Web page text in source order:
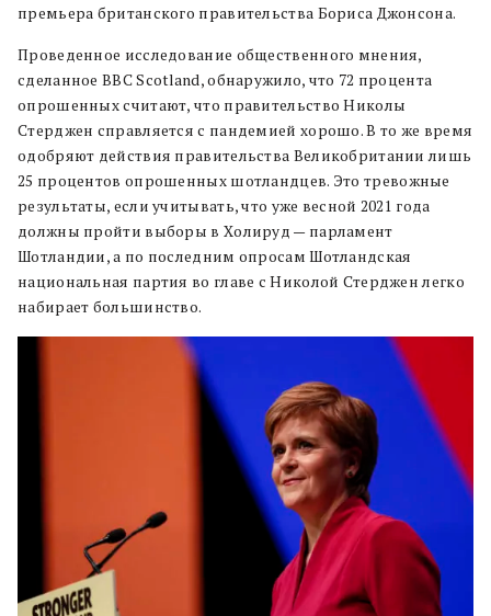
премьера британского правительства Бориса Джонсона.
Проведенное исследование общественного мнения,
сделанное BBC Scotland, обнаружило, что 72 процента
опрошенных считают, что правительство Николы
Стерджен справляется с пандемией хорошо.В то же время
одобряют действия правительства Великобритании лишь
25 процентов опрошенных шотландцев. Это тревожные
результаты, если учитывать, что уже весной 2021 года
должны пройти выборы в Холируд — парламент
Шотландии, а по последним опросам Шотландская
национальная партия во главе с Николой Стерджен легко
набирает большинство.